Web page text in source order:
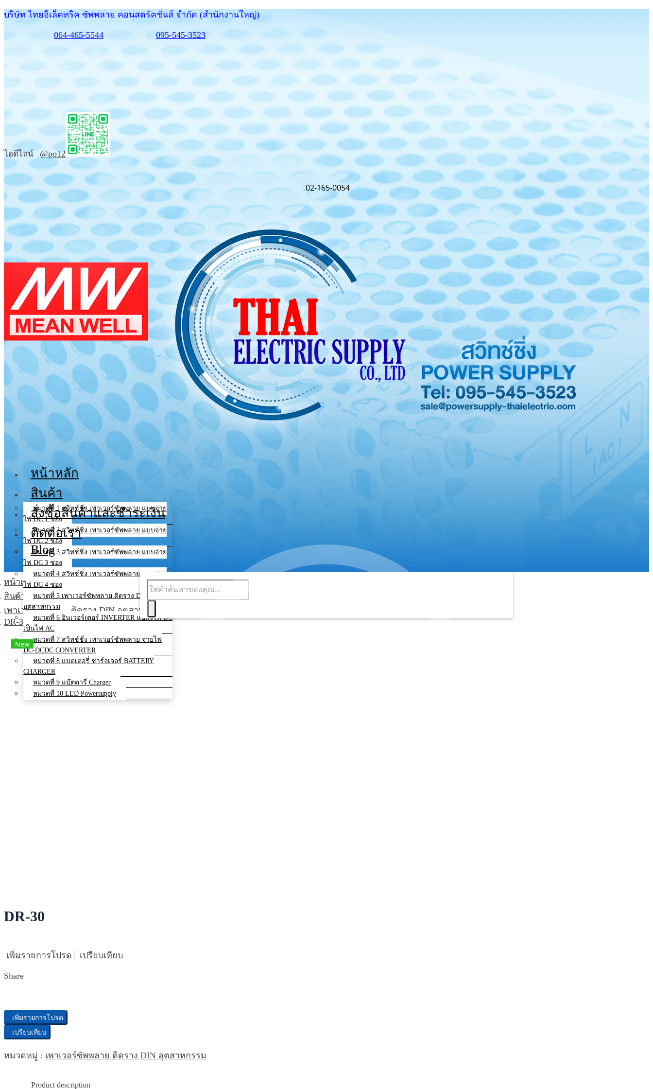
บริษัท ไทยอิเล็คทริค ซัพพลาย คอนสตรัคชั่นส์ จำกัด (สำนักงานใหญ่)
064-465-5544 095-545-3523
ไอดีไลน์ @po12
02-165-0054
หน้าหลัก
สินค้า
หมวดที่ 1 สวิทช์ชิ่ง เพาเวอร์ซัพพลาย แบบจ่าย
ไฟ DC 1 ช่อง
หมวดที่ 2 สวิทช์ชิ่ง เพาเวอร์ซัพพลาย แบบจ่าย
ไฟ DC 2 ช่อง
หมวดที่ 3 สวิทช์ชิ่ง เพาเวอร์ซัพพลาย แบบจ่าย
ไฟ DC 3 ช่อง
หมวดที่ 4 สวิทช์ชิ่ง เพาเวอร์ซัพพลาย แบบจ่าย
ไฟ DC 4 ช่อง
หมวดที่ 5 เพาเวอร์ซัพพลาย ติดราง DIN
อุตสาหกรรม
หมวดที่ 6 อินเวอร์เตอร์ INVERTER แปลงไฟ DC
เป็นไฟ AC
หมวดที่ 7 สวิทช์ชิ่ง เพาเวอร์ซัพพลาย จ่ายไฟ
DC-DCDC CONVERTER
หมวดที่ 8 แบตเตอรี่ ชาร์จเจอร์ BATTERY
CHARGER
หมวดที่ 9 แบ๊ตตารี่ Charger
หมวดที่ 10 LED Powersupply
สั่งซื้อสินค้าและชำระเงิน
ติดต่อเรา
Blog
หน้าแรก
สินค้าทั้งหมด
เพาเวอร์ซัพพลาย ติดราง DIN อุตสาหกรรม
DR-30
New
DR-30
เพิ่มรายการโปรด เปรียบเทียบ
Share
เพิ่มรายการโปรด
เปรียบเทียบ
หมวดหมู่ : เพาเวอร์ซัพพลาย ติดราง DIN อุตสาหกรรม
Product description